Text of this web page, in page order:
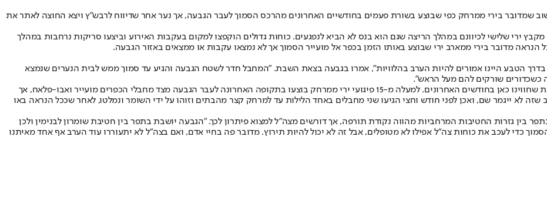
שמדובר בירי ממרחק כפי שבוצע בשורת פעמים בחודשיים האחרונים מהרכס הסמוך לעבר הגבעה, אך נער אחר שדיווח לרבש"ץ ויצא החוצה לאתר את
ירי שלישי לכיוונם במהלך הריצה שגם הוא בנס לא הביא לנפגעים. כוחות גדולים הוקפצו למקום בעקבות האירוע וביצעו סריקות נרחבות במהלך
מדובר בירי ממארב ירי שבוצע באותו הזמן בכפר אל מועייר הסמוך אך לא נמצאו עקבות או ממצאים באזור הגבעה.
בדרך הטבע היינו אמורים להיות הערב בהלוויות", אמרו בגבעה בצאת השבת. "המחבל חדר לשטח הגבעה והגיע עד סמוך ממש לבית הנערים שנמצא
כשכדורים שורקים להם מעל הראש".
לדבריהם, "הפיגוע החמור הזה הוא תוצאה ישירה של ההכלה המסוכנת שחווינו כאן בחודשים האחרונים. למעלה מ-15 פיגועי ירי ממרחק בוצעו בתקופה האחרונה לעבר הגבעה מצד מחבלי הכפרים מועייר ואבו-פלאח, אך
לא ייגמר שם, ואכן לפני חודש וחצי הגיעו שני מחבלים באחד הלילות עד למרחק קצר מהבתים וזוהו על ידי השומר ונמלטו, לאחר שככל הנראה באו
בין גזרות החטיבות המרחביות מהווה נקודת תורפה, אך דורשים מצה"ל למצוא פיתרון לכך. "הגבעה יושבת בתפר בין חטיבת שומרון לבנימין ולכן
כדי לעכב את כוחות צה"ל אפילו לא מטופלים, אבל זה לא יכול להיות תירוץ. מדובר פה בחיי אדם, ואם בצה"ל לא יתעוררו עוד הערב אף אחד מאיתנו